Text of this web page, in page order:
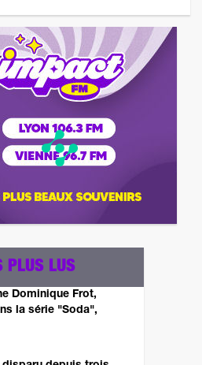
PLUS LUS
Dominique Frot,
la série "Soda",